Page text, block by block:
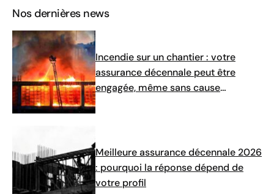
Nos dernières news
Incendie sur un chantier : votre
assurance décennale peut être
engagée, même sans cause
Meilleure assurance décennale 2026
: pourquoi la réponse dépend de
votre profil